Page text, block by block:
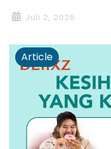
Juli 2, 2026
Article